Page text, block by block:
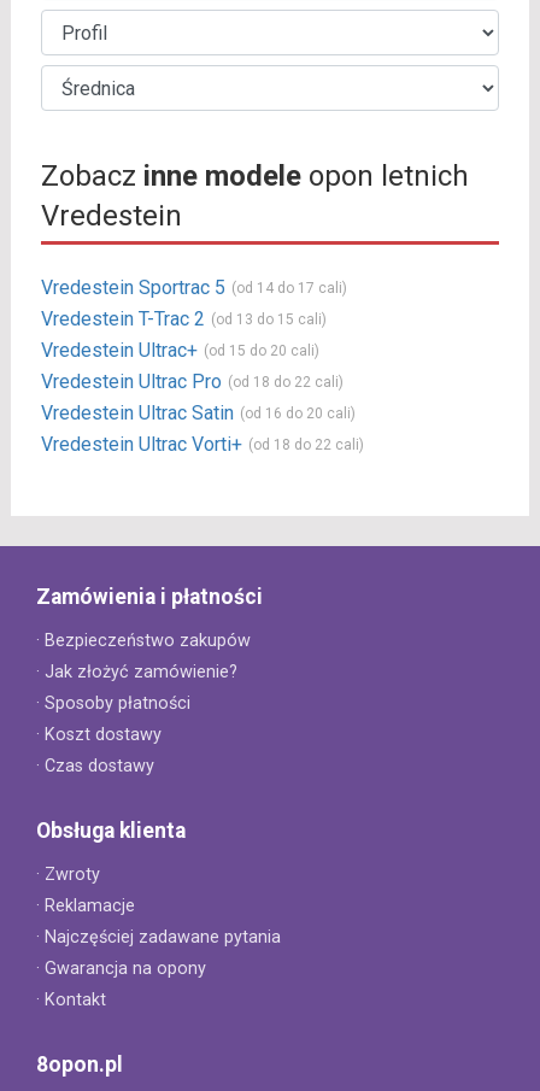
Zobacz inne modeleopon letnich
Vredestein
Vredestein Sportrac 5 (od 14 do 17 cali)
Vredestein T-Trac 2 (od 13 do 15 cali)
Vredestein Ultrac+ (od 15 do 20 cali)
Vredestein Ultrac Pro (od 18 do 22 cali)
Vredestein Ultrac Satin (od 16 do 20 cali)
Vredestein Ultrac Vorti+ (od 18 do 22 cali)
Zamówienia i płatności
· Bezpieczeństwo zakupów
· Jak złożyć zamówienie?
· Sposoby płatności
· Koszt dostawy
· Czas dostawy
Obsługa klienta
· Zwroty
· Reklamacje
· Najczęściej zadawane pytania
· Gwarancja na opony
· Kontakt
8opon.pl